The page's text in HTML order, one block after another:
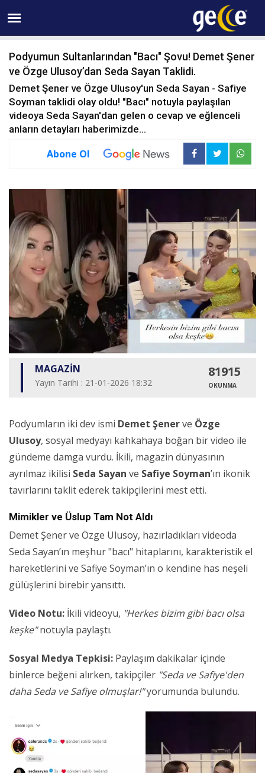
Podyumun Sultanlarından "Bacı" Şovu! Demet Şener
ve Özge Ulusoy’dan Seda Sayan Taklidi.
Demet Şener ve Özge Ulusoy'un Seda Sayan - Safiye
Soyman taklidi olay oldu! "Bacı" notuyla paylaşılan
videoya Seda Sayan'dan gelen o cevap ve eğlenceli
anların detayları haberimizde...
Abone Ol
MAGAZİN
Yayın Tarihi : 21-01-2026 18:32
81915
OKUNMA
Podyumların iki dev ismi Demet Şenerve Özge
Ulusoy, sosyal medyayı kahkahaya boğan bir video ile
gündeme damga vurdu. İkili, magazin dünyasının
ayrılmaz ikilisi Seda Sayan ve Safiye Soyman’ın ikonik
tavırlarını taklit ederek takipçilerini mest etti.
Mimikler ve Üslup Tam Not Aldı
Demet Şener ve Özge Ulusoy, hazırladıkları videoda
Seda Sayan’ın meşhur "bacı" hitaplarını, karakteristik el
hareketlerini ve Safiye Soyman’ın o kendine has neşeli
gülüşlerini birebir yansıttı.
Video Notu: İkili videoyu, "Herkes bizim gibi bacı olsa
keşke"notuyla paylaştı.
Sosyal Medya Tepkisi: Paylaşım dakikalar içinde
binlerce beğeni alırken, takipçiler "Seda ve Safiye'den
daha Seda ve Safiye olmuşlar!"yorumunda bulundu.